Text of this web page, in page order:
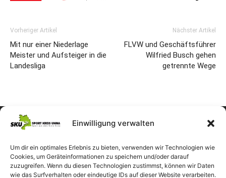
Einwilligung verwalten
Um dir ein optimales Erlebnis zu bieten, verwenden wir Technologien wie
Cookies, um Geräteinformationen zu speichern und/oder darauf
zuzugreifen. Wenn du diesen Technologien zustimmst, können wir Daten
wie das Surfverhalten oder eindeutige IDs auf dieser Website verarbeiten.
Vorheriger Artikel
Mit nur einer Niederlage
Meister und Aufsteiger in die
Landesliga
Nächster Artikel
FLVW und Geschäftsführer
Wilfried Busch gehen
getrennte Wege